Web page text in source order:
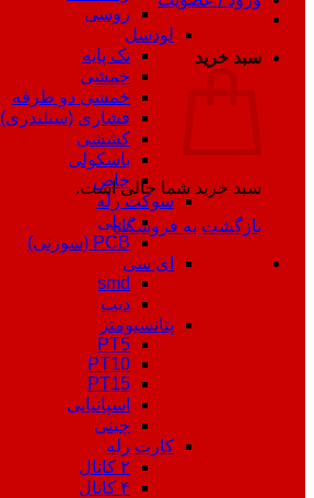
سبد خرید
سبد خرید شما خالی است.
بازگشت به فروشگاه
روسی
لودسل
تک پایه
خمشی
خمشی دو طرفه
فشاری (سیلندری)
کششی
باسکولی
خاص
سوکت رله
ریلی
PCB (سوزنی)
ای سی
smd
دیپ
پتانسیومتر
PT5
PT10
PT15
اسپانیایی
چینی
کارت رله
۲ کانال
۴ کانال